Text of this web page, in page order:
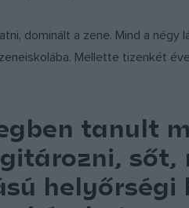
dominált a zene. Mind a
Mellette tizenkét
tanult
sőt,
helyőrségi